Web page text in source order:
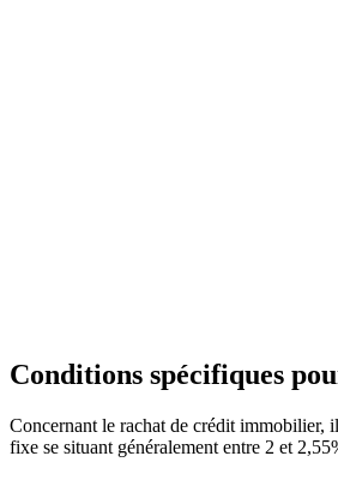
Conditions spécifiques
Concernant le rachat de crédit immobilier,
fixe se situant généralement entre 2 et